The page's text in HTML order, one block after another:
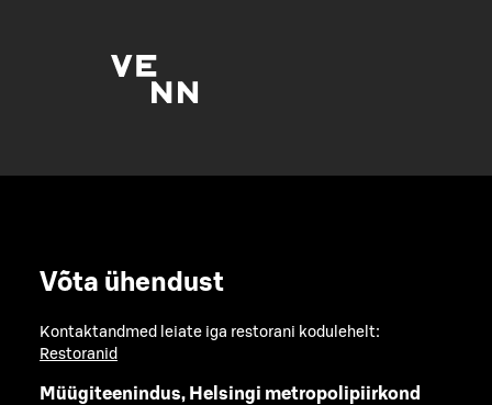
Võta ühendust
Kontaktandmed leiate iga restorani kodulehelt:
Restoranid
Müügiteenindus, Helsingi metropolipiirkond